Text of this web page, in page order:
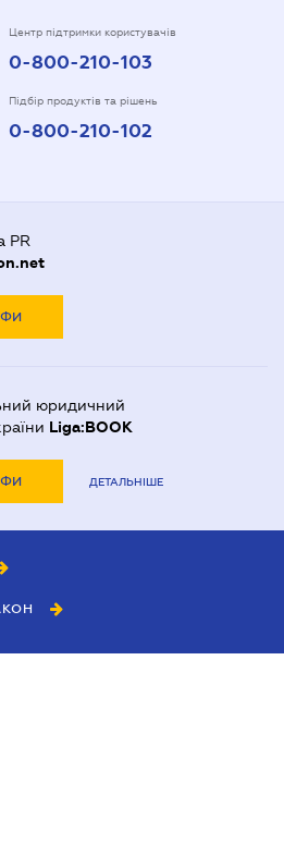
Центр підтримки користувачів
0-800-210-103
Підбір продуктів та рішень
0-800-210-102
PR
юридичний
Liga:BOOK
ДЕТАЛЬНІШЕ